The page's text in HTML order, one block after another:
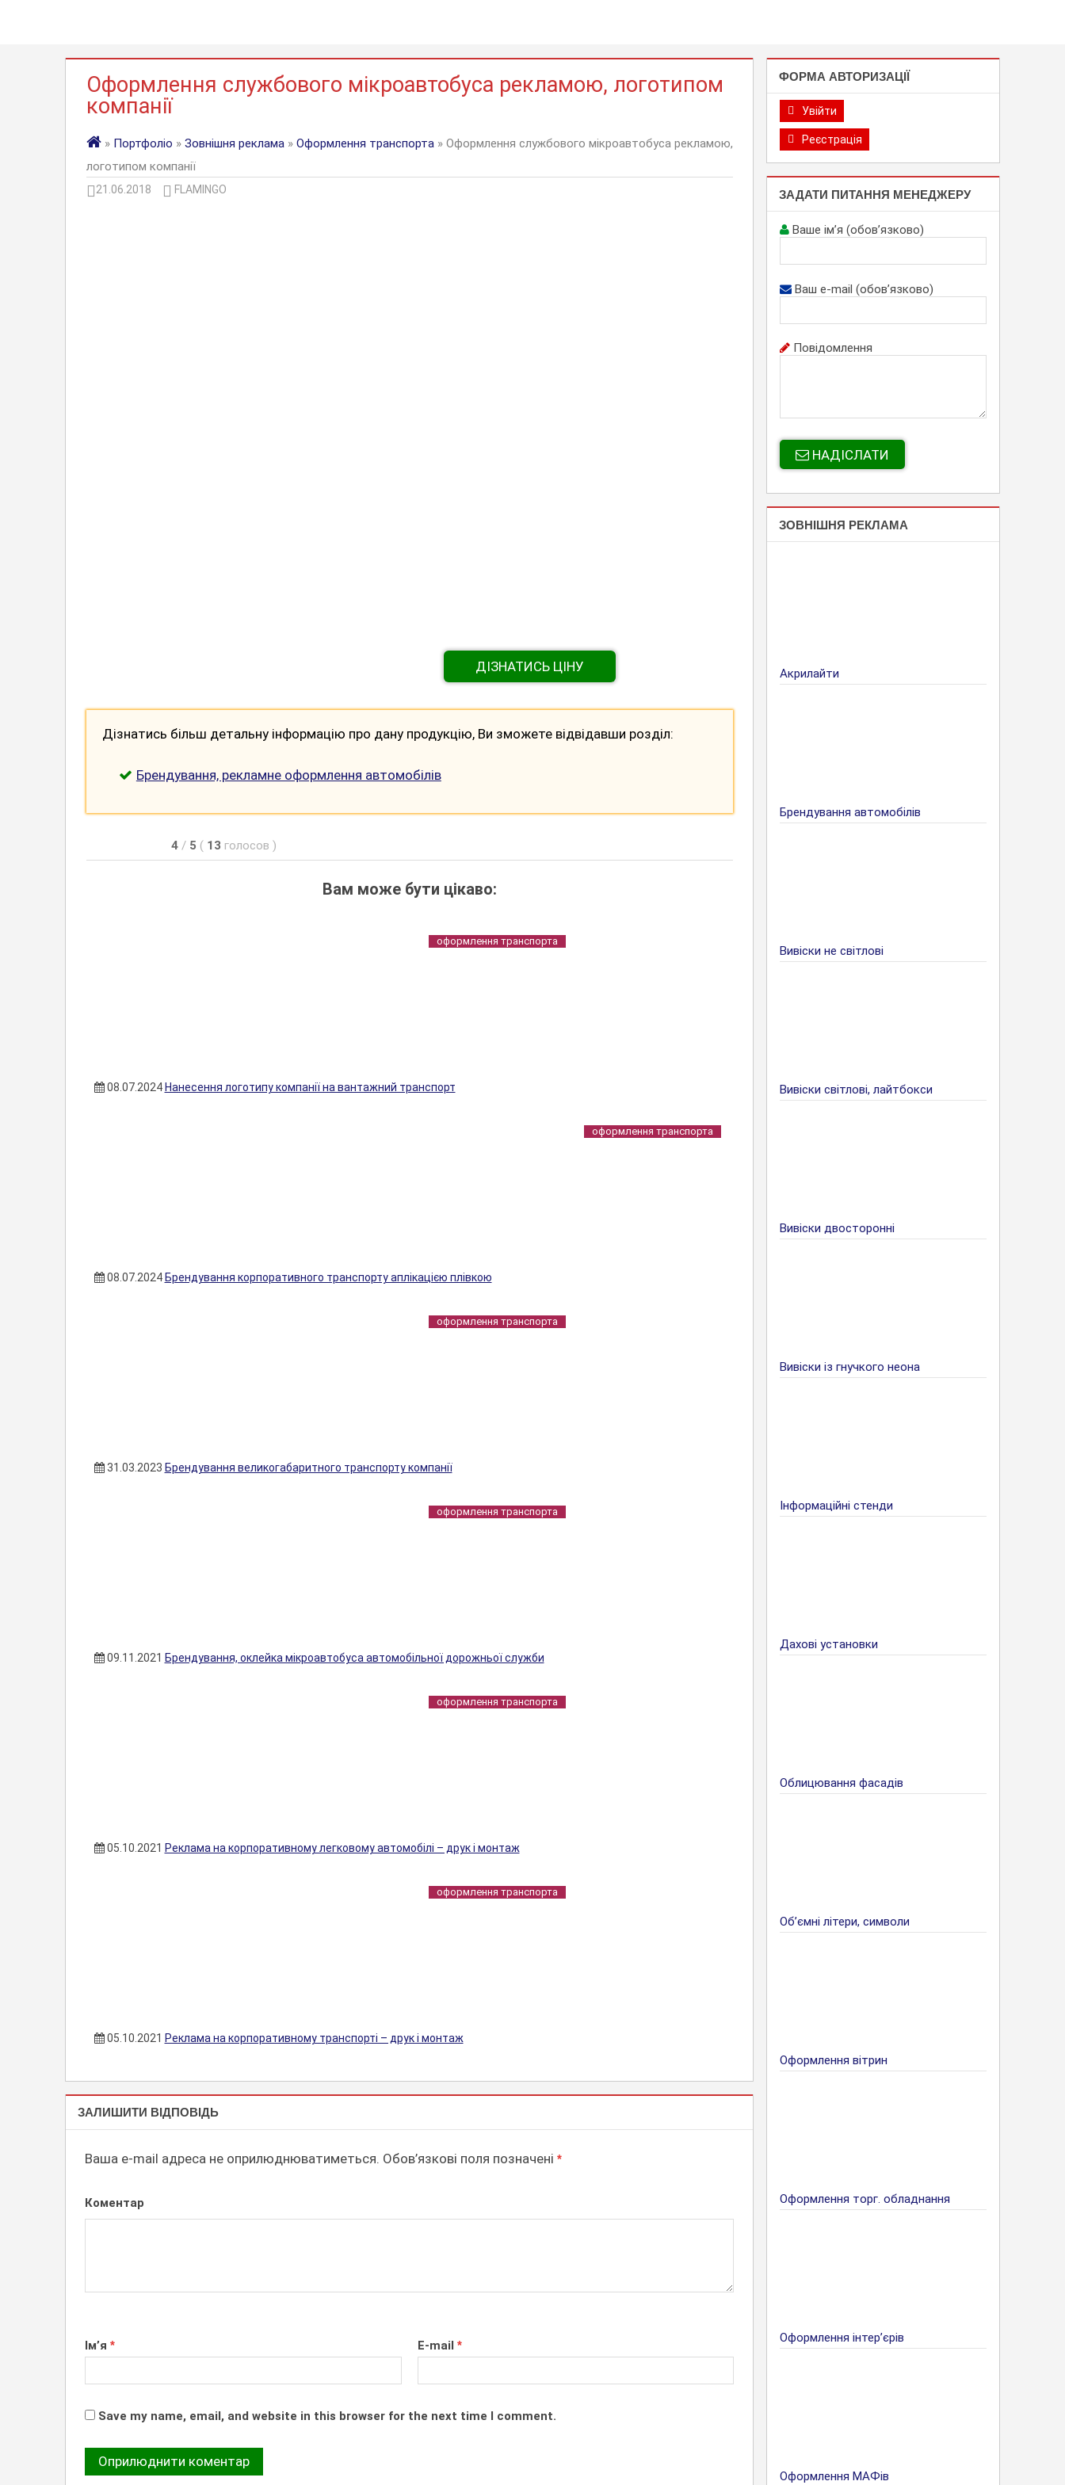
Оформлення службового мікроавтобуса рекламою, логотипом
компанії
» Портфоліо » Зовнішня реклама» Оформлення транспорта» Оформлення службового мікроавтобуса рекламою,
логотипом компанії
21.06.2018 FLAMINGO
ДІЗНАТИСЬ ЦІНУ
Дізнатись більш детальну інформацію про дану продукцію, Ви зможете відвідавши розділ:
Брендування, рекламне оформлення автомобілів
4 / 5 ( 13 голосов )
Вам може бути цікаво:
оформлення транспорта
08.07.2024 Нанесення логотипу компанії на вантажний транспорт
оформлення транспорта
08.07.2024 Брендування корпоративного транспорту аплікацією плівкою
оформлення транспорта
31.03.2023 Брендування великогабаритного транспорту компанії
оформлення транспорта
09.11.2021 Брендування, оклейка мікроавтобуса автомобільної дорожньої служби
оформлення транспорта
05.10.2021 Реклама на корпоративному легковому автомобілі – друк і монтаж
оформлення транспорта
05.10.2021 Реклама на корпоративному транспорті – друк і монтаж
ОФОРМЛЕННЯ
ТРАНСПОРТА
ЗАЛИШИТИ ВІДПОВІДЬ
Ваша e-mail адреса не оприлюднюватиметься. Обов’язкові поля позначені *
Коментар
Ім’я * E-mail *
Save my name, email, and website in this browser for the next time I comment.
ФОРМА АВТОРИЗАЦІЇ
Увійти
Реєстрація
ЗАДАТИ ПИТАННЯ МЕНЕДЖЕРУ
Ваше ім’я (обов’язково)
Ваш e-mail (обов’язково)
Повідомлення
НАДІСЛАТИ
ЗОВНІШНЯ РЕКЛАМА
Акрилайти
Брендування автомобілів
Вивіски не світлові
Вивіски світлові, лайтбокси
Вивіски двосторонні
Вивіски із гнучкого неона
Інформаційні стенди
Дахові установки
Облицювання фасадів
Об’ємні літери, символи
Оформлення вітрин
Оформлення торг. обладнання
Оформлення інтер’єрів
Оформлення МАФів